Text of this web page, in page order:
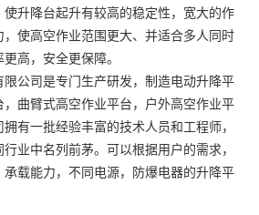
升降台起升有较高的稳定性，宽大的作
使高空作业范围更大、并适合多人同时
高，安全更保障。
公司是专门生产研发，制造电动升降平
曲臂式高空作业平台，户外高空作业平
有一批经验丰富的技术人员和工程师，
业中名列前茅。可以根据用户的需求，
载能力，不同电源，防爆电器的升降平